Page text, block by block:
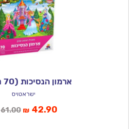
ארמון הנסיכות (70 חלקים)
ישראטויס
61.00המחיר
₪ 42.90המחיר